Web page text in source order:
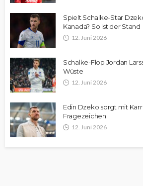
Spielt Schalke-Star
Kanada? So ist der Stand
12. Juni 2026
Schalke-Flop Jordan
Wüste
12. Juni 2026
Edin Dzeko sorgt mit
Fragezeichen
12. Juni 2026